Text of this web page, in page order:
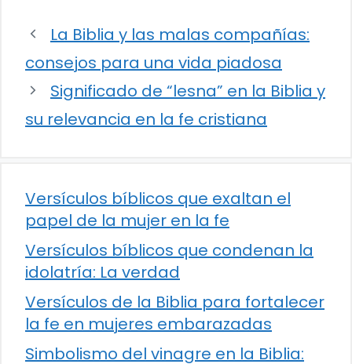
La Biblia y las malas compañías:
consejos para una vida piadosa
Significado de “lesna” en la Biblia y
su relevancia en la fe cristiana
Versículos bíblicos que exaltan el
papel de la mujer en la fe
Versículos bíblicos que condenan la
idolatría: La verdad
Versículos de la Biblia para fortalecer
la fe en mujeres embarazadas
Simbolismo del vinagre en la Biblia: